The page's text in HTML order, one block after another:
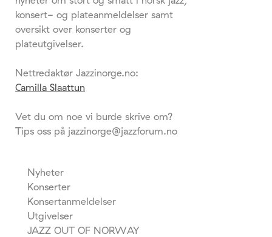
konsert- og plateanmeldelser samt
oversikt over konserter og
plateutgivelser.
Nettredaktør Jazzinorge.no:
Camilla Slaattun
Vet du om noe vi burde skrive om?
Tips oss på jazzinorge@jazzforum.no
Nyheter
Konserter
Konsertanmeldelser
Utgivelser
JAZZ OUT OF NORWAY